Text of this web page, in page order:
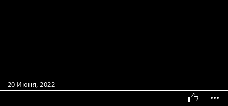
20 Июня, 2022